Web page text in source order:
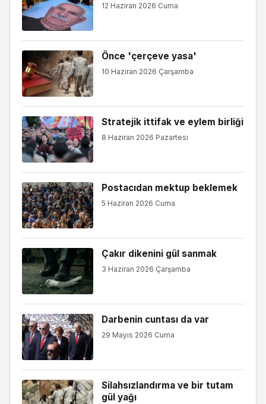
12 Haziran 2026 Cuma
Önce 'çerçeve yasa'
10 Haziran 2026 Çarşamba
Stratejik ittifak ve eylem birliği
8 Haziran 2026 Pazartesi
Postacıdan mektup beklemek
5 Haziran 2026 Cuma
Çakır dikenini gül sanmak
3 Haziran 2026 Çarşamba
Darbenin cuntası da var
29 Mayıs 2026 Cuma
Silahsızlandırma ve bir tutam
gül yağı